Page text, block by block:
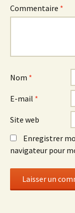
Commentaire *
Nom *
E-mail *
Site web
Enregistrer
navigateur pour